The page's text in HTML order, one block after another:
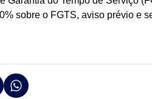
sobre o FGTS, aviso prévio e